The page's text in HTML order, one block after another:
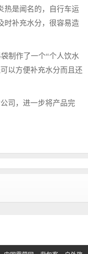
热是闻名的，自行车运
时补充水分，很容易造
制作了一个“个人饮水
以方便补充水分而且还
司，进一步将产品完